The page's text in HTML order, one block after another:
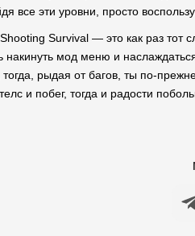
все эти уровни, просто
Survival — это как раз тот
накинуть мод меню и
тогда, рыдая от багов, ты по-
и побег, тогда и радости